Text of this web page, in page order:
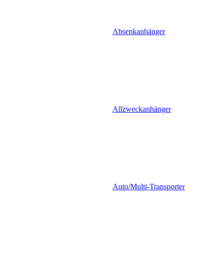
Absenkanhänger
Allzweckanhänger
Auto/Multi-Transporter